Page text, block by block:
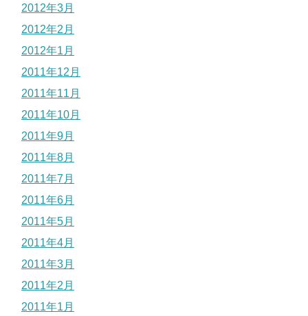
2012年3月
2012年2月
2012年1月
2011年12月
2011年11月
2011年10月
2011年9月
2011年8月
2011年7月
2011年6月
2011年5月
2011年4月
2011年3月
2011年2月
2011年1月